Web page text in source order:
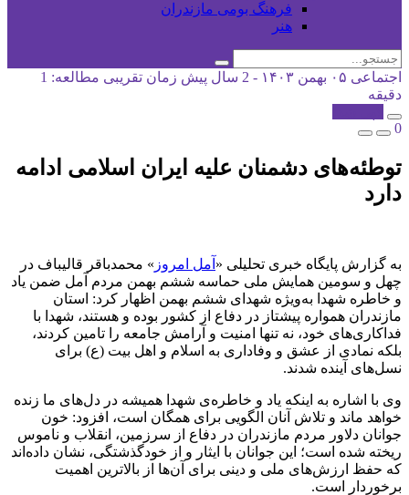
فرهنگ بومی مازندران
هنر
اجتماعی ۰۵ بهمن ۱۴۰۳ - 2 سال پیش
زمان تقریبی مطالعه: 1
دقیقه
0
توطئه‌های دشمنان علیه ایران اسلامی ادامه
دارد
به گزارش پایگاه خبری تحلیلی « آمل امروز » محمدباقر قالیباف در
چهل و سومین همایش ملی حماسه ششم بهمن مردم آمل ضمن یاد
و خاطره شهدا به‌ویژه شهدای ششم بهمن اظهار کرد: استان
مازندران همواره پیشتاز در دفاع از کشور بوده و هستند، شهدا با
فداکاری‌های خود، نه تنها امنیت و آرامش جامعه را تامین کردند،
بلکه نمادی از عشق و وفاداری به اسلام و اهل بیت (ع) برای
نسل‌های آینده شدند.
وی با اشاره به اینکه یاد و خاطره‌ی شهدا همیشه در دل‌های ما زنده
خواهد ماند و تلاش آنان الگویی برای همگان است، افزود: خون
جوانان دلاور مردم مازندران در دفاع از سرزمین، انقلاب و ناموس
ریخته شده است؛ این جوانان با ایثار و از خودگذشتگی، نشان داده‌اند
که حفظ ارزش‌های ملی و دینی برای آن‌ها از بالاترین اهمیت
برخوردار است.